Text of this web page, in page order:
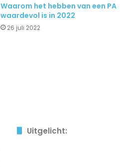
Waarom het hebben van een PA
waardevol is in 2022
26 juli 2022
Uitgelicht: